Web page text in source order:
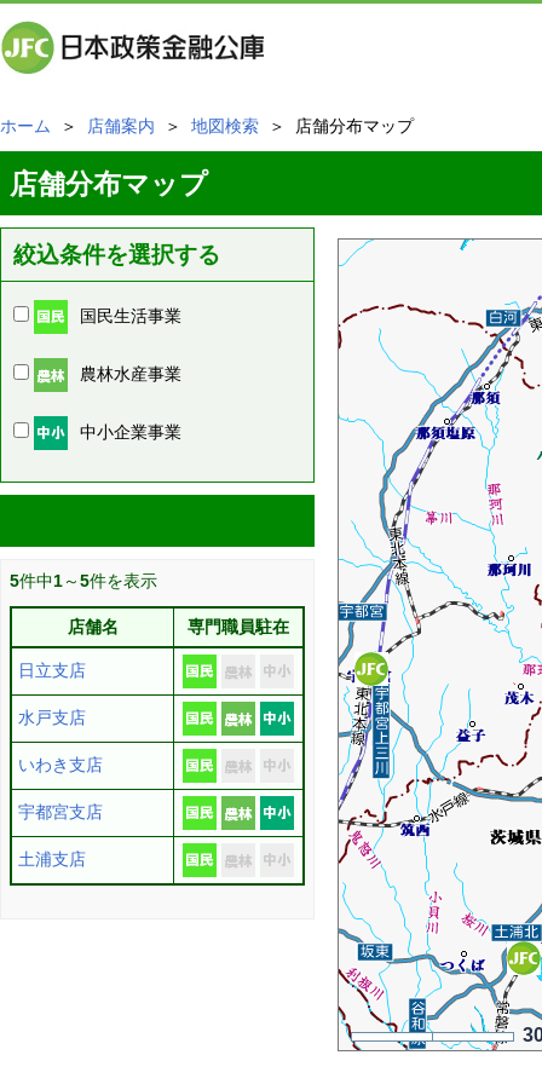
ホーム ＞ 店舗案内 ＞ 地図検索 ＞ 店舗分布マップ
店舗分布マップ
絞込条件を選択する
国民生活事業
農林水産事業
中小企業事業
5件中1～5件を表示
店舗名 専門職員駐在
日立支店
水戸支店
いわき支店
宇都宮支店
土浦支店